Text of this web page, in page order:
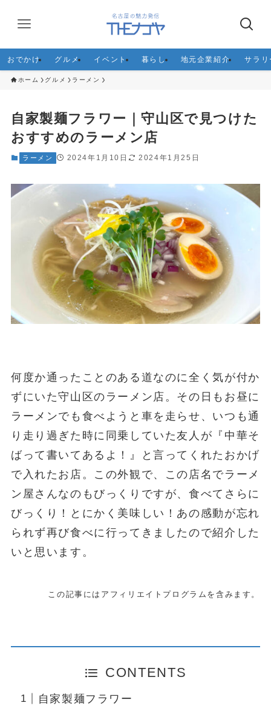
おでかけ グルメ イベント 暮らし 地元企業紹介 サラリ
ホーム グルメ ラーメン
自家製麺フラワー｜守山区で見つけた
おすすめのラーメン店
ラーメン 2024年1月10日 2024年1月25日
何度か通ったことのある道なのに全く気が付か
ずにいた守山区のラーメン店。その日もお昼に
ラーメンでも食べようと車を走らせ、いつも通
り走り過ぎた時に同乗していた友人が『中華そ
ばって書いてあるよ！』と言ってくれたおかげ
で入れたお店。この外観で、この店名でラーメ
ン屋さんなのもびっくりですが、食べてさらに
びっくり！とにかく美味しい！あの感動が忘れ
られず再び食べに行ってきましたので紹介した
いと思います。
この記事にはアフィリエイトプログラムを含みます。
CONTENTS
自家製麺フラワー